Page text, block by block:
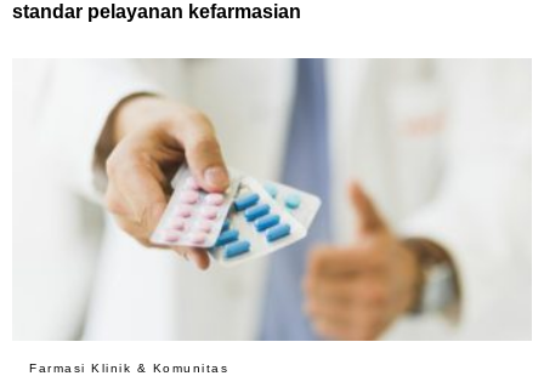
standar pelayanan kefarmasian
Farmasi Klinik & Komunitas